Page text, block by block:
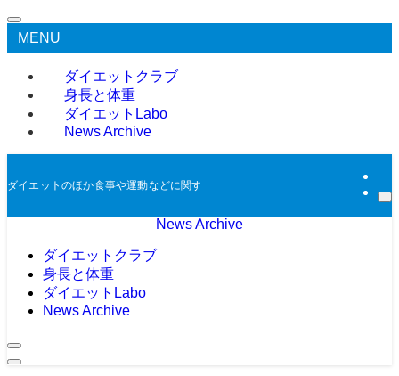
MENU
ダイエットクラブ
身長と体重
ダイエットLabo
News Archive
ダイエットのほか食事や運動などに関する過去のニュースをアーカイブとして
News Archive
ダイエットクラブ
身長と体重
ダイエットLabo
News Archive